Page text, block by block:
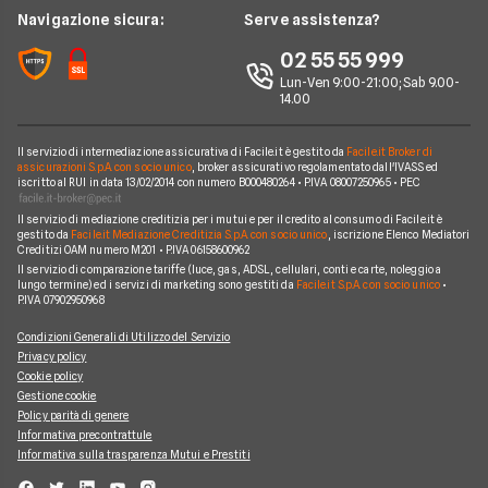
News
Chi siamo
Perché scegliere Facile.it
Mappa del sito
Wind Tre
Aruba
Eolo
Operatori Internet Casa
Notizie internet casa
Domande frequenti internet casa
Navigazione sicura: Serve assistenza?
02 55 55 999
Lun-Ven 9:00-21:00; Sab 9.00-
14.00
Il servizio di intermediazione assicurativa di Facile.it è gestito da Facile.it Broker di
assicurazioni S.p.A. con socio unico, broker assicurativo regolamentato dall'IVASS ed
iscritto al RUI in data 13/02/2014 con numero B000480264 • P.IVA 08007250965 • PEC
Il servizio di mediazione creditizia per i mutui e per il credito al consumo di Facile.it è
gestito da Facile.it Mediazione Creditizia S.p.A. con socio unico , iscrizione Elenco Mediatori
Creditizi OAM numero M201 • P.IVA 06158600962
Il servizio di comparazione tariffe (luce, gas, ADSL, cellulari, conti e carte, noleggio a
lungo termine) ed i servizi di marketing sono gestiti da Facile.it S.p.A. con socio unico•
P.IVA 07902950968
Condizioni Generali di Utilizzo del Servizio
Privacy policy
Cookie policy
Gestione cookie
Policy parità di genere
Informativa precontrattule
Informativa sulla trasparenza Mutui e Prestiti